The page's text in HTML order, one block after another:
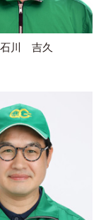
石川 吉久